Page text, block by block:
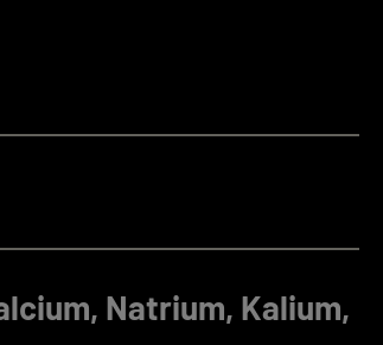
Natrium, Kalium,